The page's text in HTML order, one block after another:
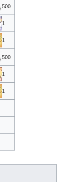
造图纸T3
图纸T3
向蓝图·二期
书T3
书T3
500
1
1
500
1
1